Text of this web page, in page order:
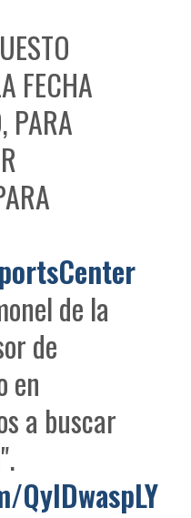
FECHA
PARA
de la
de
en
a buscar
QylDwaspLY